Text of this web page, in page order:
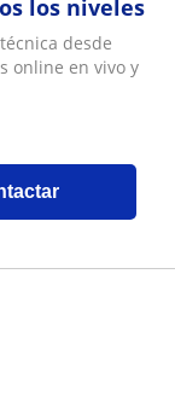
los niveles
desde
online en vivo y